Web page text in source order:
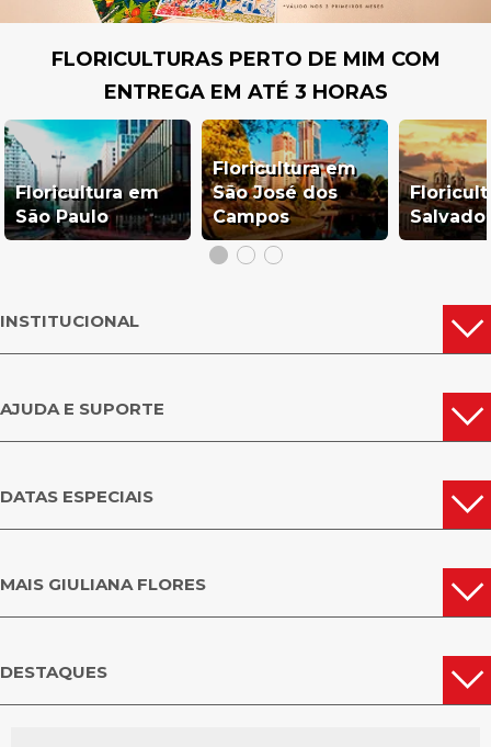
FLORICULTURAS PERTO DE MIM COM
ENTREGA EM ATÉ 3 HORAS
Floricultura em
São Paulo
Floricultura em
São José dos
Campos
INSTITUCIONAL
AJUDA E SUPORTE
DATAS ESPECIAIS
MAIS GIULIANA FLORES
DESTAQUES